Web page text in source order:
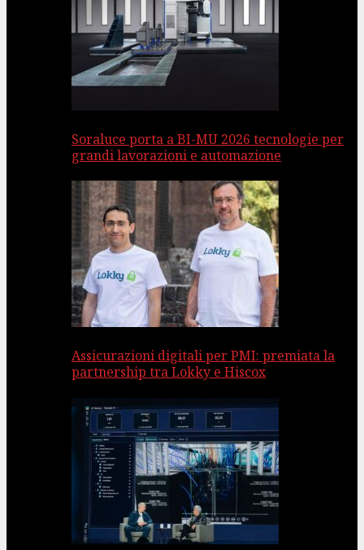
Soraluce porta a BI-MU 2026 tecnologie per
grandi lavorazioni e automazione
Assicurazioni digitali per PMI: premiata la
partnership tra Lokky e Hiscox